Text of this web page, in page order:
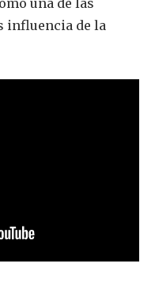
influencia de la